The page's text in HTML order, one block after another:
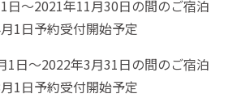
2021年11月30日の間のご宿泊
予約受付開始予定
2022年3月31日の間のご宿泊
予約受付開始予定